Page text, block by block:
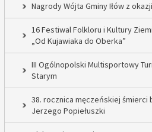
Nagrody Wójta Gminy Iłów z
16 Festiwal Folkloru i Kultury
„Od Kujawiaka do Oberka”
III Ogólnopolski Multisportowy
Starym
38. rocznica męczeńskiej śmierci
Jerzego Popiełuszki